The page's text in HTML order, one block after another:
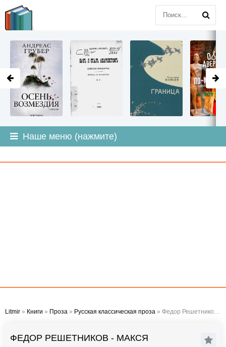
Наше меню (нажмите)
Litmir » Книги » Проза » Русская классическая проза » Федор Решетников - Макся
ФЕДОР РЕШЕТНИКОВ - МАКСЯ
LITMIR.ORG